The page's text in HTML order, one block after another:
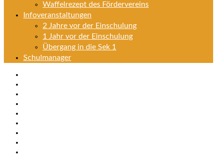
Waffelrezept des Fördervereins
Infoveranstaltungen
2 Jahre vor der Einschulung
1 Jahr vor der Einschulung
Übergang in die Sek 1
Schulmanager